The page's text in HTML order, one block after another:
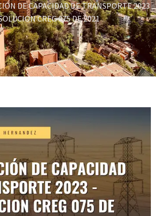
DE CAPACIDAD DE TRANSPORTE 2023
CREG 075 DE 2021